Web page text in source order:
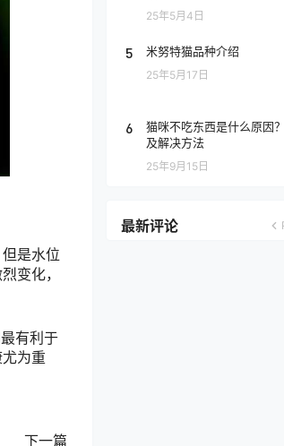
是水位
变化，
有利于
为重
下一篇
25年5月4日
5 米努特猫品种介绍
25年5月17日
6
猫咪不吃东西是什么原因
及解决方法
25年9月15日
最新评论